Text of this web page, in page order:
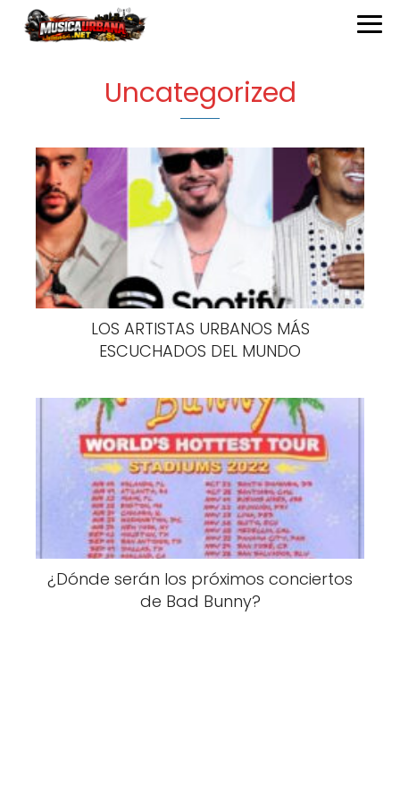
Uncategorized
LOS ARTISTAS URBANOS MÁS
ESCUCHADOS DEL MUNDO
¿Dónde serán los próximos conciertos
de Bad Bunny?